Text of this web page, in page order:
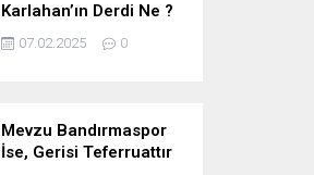
Karlahan’ın Derdi Ne ?
07.02.2025 0
Mevzu Bandırmaspor
İse, Gerisi Teferruattır